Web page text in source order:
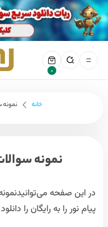
0
خانه نمونه
نمونه
در این صفحه
پیام نور را به رایگان را